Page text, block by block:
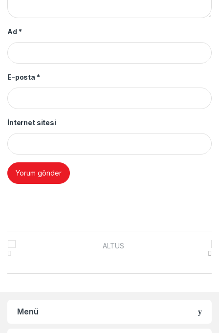
Ad *
E-posta *
İnternet sitesi
Brands Carousel
Menü